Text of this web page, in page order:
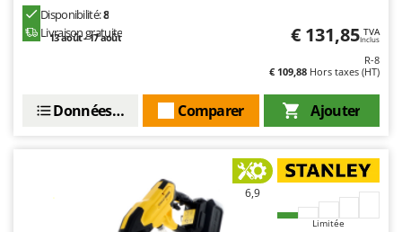
Zanon
Zodiac
Disponibilité:8
Livraison gratuite
13 août - 17 août € 131,85 TVA
Inclus
R-8
€ 109,88 Hors taxes (HT)
Ajouter
Comparer
Données techniques
6,9
Limitée